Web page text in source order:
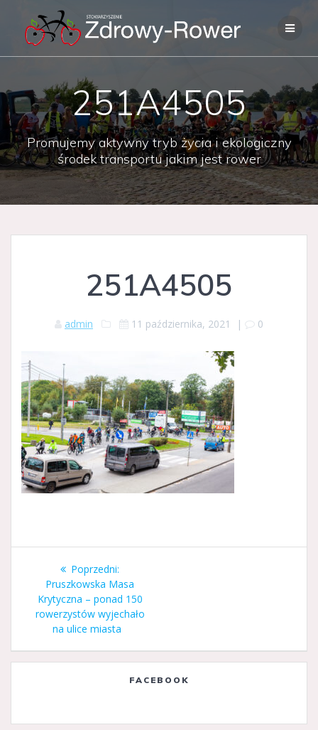
content
251A4505
Promujemy aktywny tryb życia i ekologiczny
środek transportu jakim jest rower
251A4505
admin 11 października, 2021 | 0
Nawigacja
wpisu
Poprzedni:
wpis:
Pruszkowska Masa
Krytyczna – ponad 150
rowerzystów wyjechało
na ulice miasta
FACEBOOK